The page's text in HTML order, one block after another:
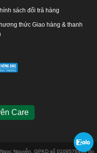
sách đổi trả hàng
thức Giao hàng & thanh
Care
Nguyễn. GPKD số 0109576433 do